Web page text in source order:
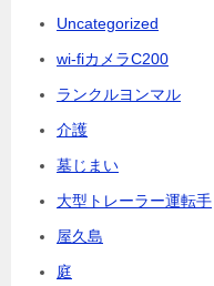
Uncategorized
wi-fiカメラC200
ランクルヨンマル
介護
墓じまい
大型トレーラー運転手
屋久島
庭